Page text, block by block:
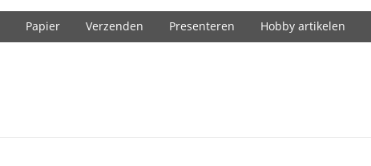
Papier Verzenden Presenteren Hobby artikelen